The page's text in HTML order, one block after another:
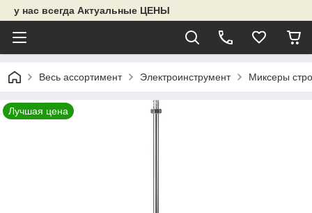
у нас всегда Актуальные ЦЕНЫ
Весь ассортимент Электроинструмент Миксеры
Лучшая цена